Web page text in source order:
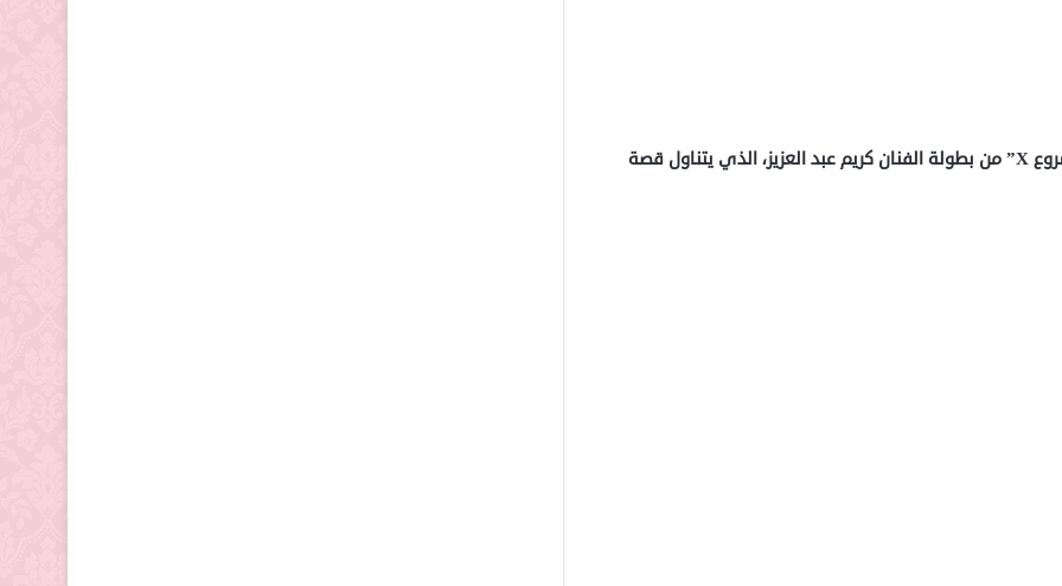
يتصدر المشهد حاليا في السينما المصرية فيلم “المشروع X” من بطولة الفنان كريم عبد العزيز، الذي يتناول قصة